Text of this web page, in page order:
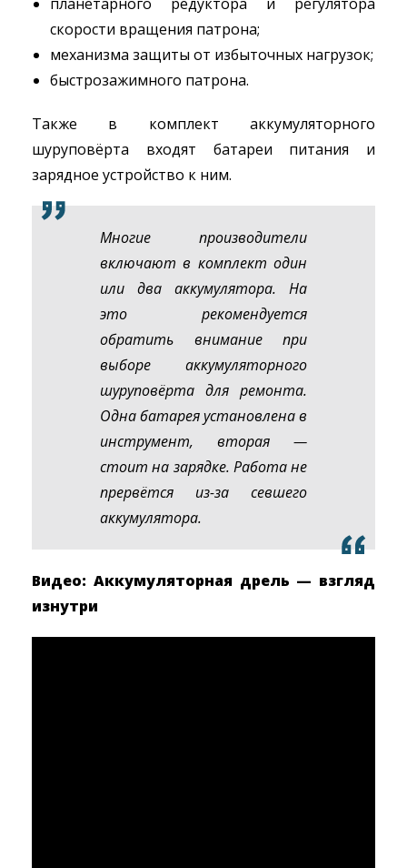
скорости вращения патрона;
механизма защиты от избыточных нагрузок;
быстрозажимного патрона.
Также в комплект аккумуляторного
шуруповёрта входят батареи питания и
зарядное устройство к ним.
Многие производители
включают в комплект один
или два аккумулятора. На
это рекомендуется
обратить внимание при
выборе аккумуляторного
шуруповёрта для ремонта.
Одна батарея установлена в
инструмент, вторая —
стоит на зарядке. Работа не
прервётся из-за севшего
аккумулятора.
Видео: Аккумуляторная дрель — взгляд
изнутри